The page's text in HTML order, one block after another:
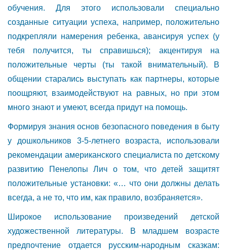
обучения. Для этого использовали специально
созданные ситуации успеха, например, положительно
подкрепляли намерения ребенка, авансируя успех (у
тебя получится, ты справишься); акцентируя на
положительные черты (ты такой внимательный). В
общении старались выступать как партнеры, которые
поощряют, взаимодействуют на равных, но при этом
много знают и умеют, всегда придут на помощь.
Формируя знания основ безопасного поведения в быту
у дошкольников 3-5-летнего возраста, использовали
рекомендации американского специалиста по детскому
развитию Пенелопы Лич о том, что детей защитят
положительные установки: «… что они должны делать
всегда, а не то, что им, как правило, возбраняется».
Широкое использование произведений детской
художественной литературы. В младшем возрасте
предпочтение отдается русским-народным сказкам: